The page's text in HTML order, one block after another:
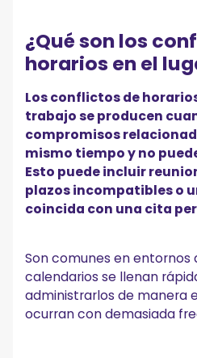
MeetGeek!
¿Qué son los
horarios en el
Los conflictos de
trabajo se producen
compromisos
mismo tiempo y no
Esto puede incluir
plazos incompatibles o
coincida con una cita
Son comunes en entornos
calendarios se llenan
administrarlos de manera
ocurran con demasiada